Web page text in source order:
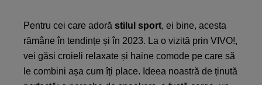
Pentru cei care adoră stilul sport, ei bine, acesta
rămâne în tendințe și în 2023. La o vizită prin VIVO!,
vei găsi croieli relaxate și haine comode pe care să
le combini așa cum îți place. Ideea noastră de ținută